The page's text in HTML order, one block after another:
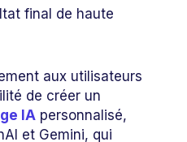
final de haute
aux utilisateurs
de créer un
IA personnalisé,
et Gemini, qui